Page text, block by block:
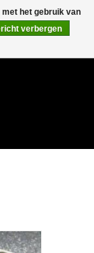
Artikelen - €0,00
het gebruik van
verbergen